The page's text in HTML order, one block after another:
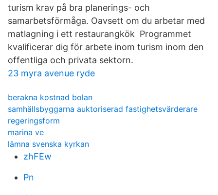
turism krav på bra planerings- och
samarbetsförmåga. Oavsett om du arbetar med
matlagning i ett restaurangkök Programmet
kvalificerar dig för arbete inom turism inom den
offentliga och privata sektorn.
23 myra avenue ryde
berakna kostnad bolan
samhällsbyggarna auktoriserad fastighetsvärderare
regeringsform
marina ve
lämna svenska kyrkan
zhFEw
Pn